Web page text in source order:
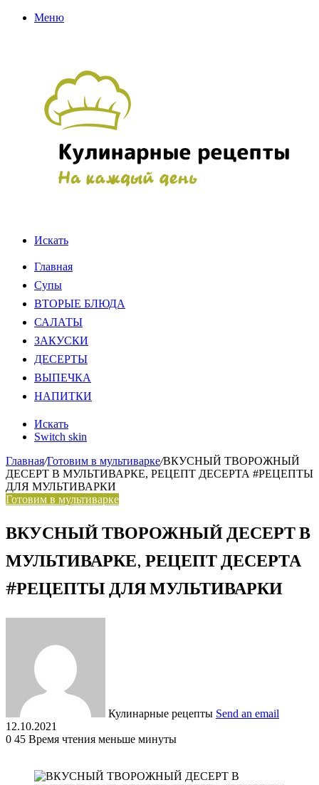
Меню
Искать
Главная
Супы
ВТОРЫЕ БЛЮДА
САЛАТЫ
ЗАКУСКИ
ДЕСЕРТЫ
ВЫПЕЧКА
НАПИТКИ
Искать
Switch skin
Главная/Готовим в мультиварке/ВКУСНЫЙ ТВОРОЖНЫЙ
ДЕСЕРТ В МУЛЬТИВАРКЕ, РЕЦЕПТ ДЕСЕРТА #РЕЦЕПТЫ
ДЛЯ МУЛЬТИВАРКИ
Готовим в мультиварке
ВКУСНЫЙ ТВОРОЖНЫЙ ДЕСЕРТ В
МУЛЬТИВАРКЕ, РЕЦЕПТ ДЕСЕРТА
#РЕЦЕПТЫ ДЛЯ МУЛЬТИВАРКИ
Кулинарные рецепты Send an email
12.10.2021
0 45 Время чтения меньше минуты